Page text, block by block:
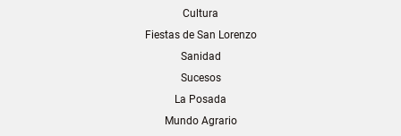
Cultura
Fiestas de San Lorenzo
Sanidad
Sucesos
La Posada
Mundo Agrario